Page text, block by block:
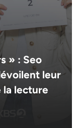
» : Seo
leur
la lecture